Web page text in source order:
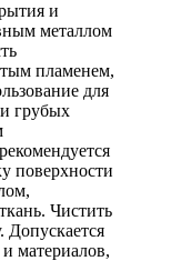
и
металлом
пламенем,
для
грубых
поверхности
Чистить
Допускается
материалов,